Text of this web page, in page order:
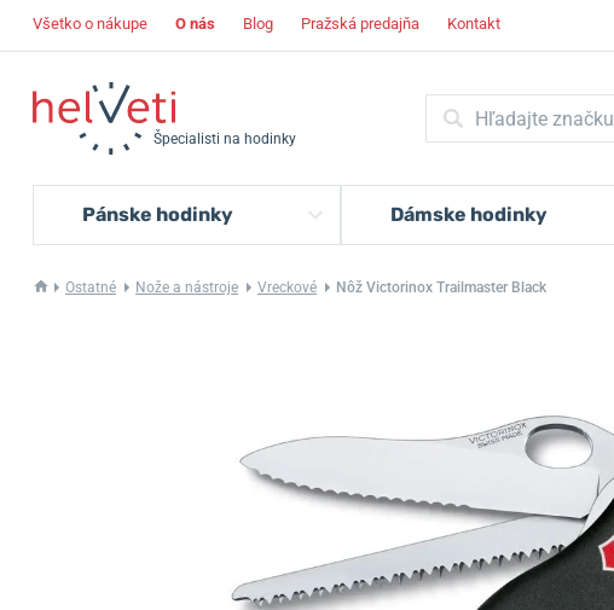
Všetko o nákupe O nás Blog Pražská predajňa Kontakt
Špecialisti na hodinky
Pánske hodinky Dámske hodinky
Ostatné Nože a nástroje Vreckové Nôž Victorinox Trailmaster Black